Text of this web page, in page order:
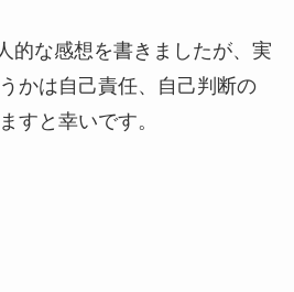
的な感想を書きましたが、実
かは自己責任、自己判断の
すと幸いです。